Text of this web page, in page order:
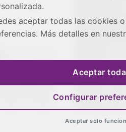
aceptar todas las cookies
Más detalles en
Aceptar
Configurar
Aceptar solo